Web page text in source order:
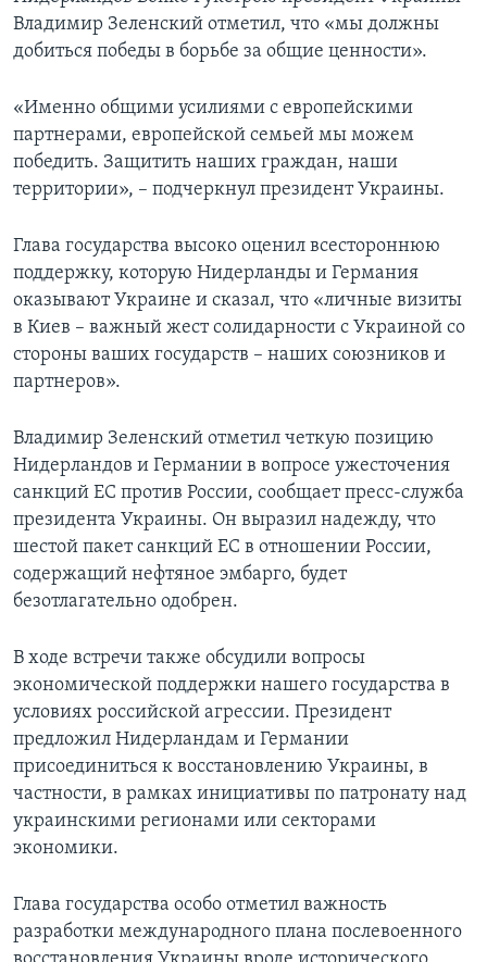
Владимир Зеленский отметил, что «мы должны
добиться победы в борьбе за общие ценности».
«Именно общими усилиями с европейскими
партнерами, европейской семьей мы можем
победить. Защитить наших граждан, наши
территории», – подчеркнул президент Украины.
Глава государства высоко оценил всестороннюю
поддержку, которую Нидерланды и Германия
оказывают Украине и сказал, что «личные визиты
в Киев – важный жест солидарности с Украиной со
стороны ваших государств – наших союзников и
партнеров».
Владимир Зеленский отметил четкую позицию
Нидерландов и Германии в вопросе ужесточения
санкций ЕС против России, сообщает пресс-служба
президента Украины. Он выразил надежду, что
шестой пакет санкций ЕС в отношении России,
содержащий нефтяное эмбарго, будет
безотлагательно одобрен.
В ходе встречи также обсудили вопросы
экономической поддержки нашего государства в
условиях российской агрессии. Президент
предложил Нидерландам и Германии
присоединиться к восстановлению Украины, в
частности, в рамках инициативы по патронату над
украинскими регионами или секторами
экономики.
Глава государства особо отметил важность
разработки международного плана послевоенного